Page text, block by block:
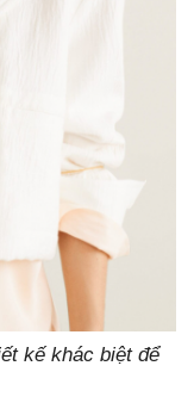
kế khác biệt để